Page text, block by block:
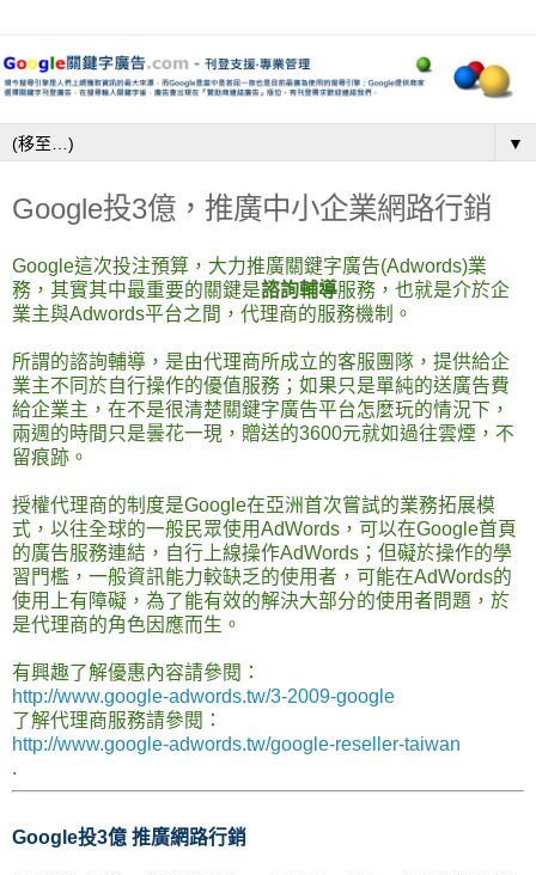
▼
Google投3億，推廣中小企業網路行銷
Google這次投注預算，大力推廣關鍵字廣告(Adwords)業
務，其實其中最重要的關鍵是諮詢輔導服務，也就是介於企
業主與Adwords平台之間，代理商的服務機制。
所謂的諮詢輔導，是由代理商所成立的客服團隊，提供給企
業主不同於自行操作的優值服務；如果只是單純的送廣告費
給企業主，在不是很清楚關鍵字廣告平台怎麼玩的情況下，
兩週的時間只是曇花一現，贈送的3600元就如過往雲煙，不
留痕跡。
授權代理商的制度是Google在亞洲首次嘗試的業務拓展模
式，以往全球的一般民眾使用AdWords，可以在Google首頁
的廣告服務連結，自行上線操作AdWords；但礙於操作的學
習門檻，一般資訊能力較缺乏的使用者，可能在AdWords的
使用上有障礙，為了能有效的解決大部分的使用者問題，於
是代理商的角色因應而生。
有興趣了解優惠內容請參閱：
http://www.google-adwords.tw/3-2009-google
了解代理商服務請參閱：
http://www.google-adwords.tw/google-reseller-taiwan
.
Google投3億 推廣網路行銷